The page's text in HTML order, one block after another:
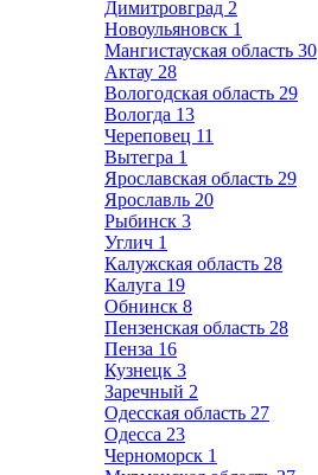
Димитровград 2
Новоульяновск 1
Мангистауская область 30
Актау 28
Вологодская область 29
Вологда 13
Череповец 11
Вытегра 1
Ярославская область 29
Ярославль 20
Рыбинск 3
Углич 1
Калужская область 28
Калуга 19
Обнинск 8
Пензенская область 28
Пенза 16
Кузнецк 3
Заречный 2
Одесская область 27
Одесса 23
Черноморск 1